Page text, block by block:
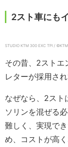
2スト車にも
STUDIO KTM 300 EXC TPI / ©KTM
その昔、2ストエ
レターが採用され
なぜなら、2スト
ソリンを混ぜる
難しく、実現で
め、コストが高